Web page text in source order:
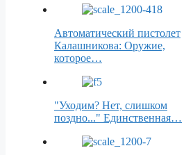
Автоматический пистолет
Калашникова: Оружие,
которое…
"Уходим? Нет, слишком
поздно..." Единственная…